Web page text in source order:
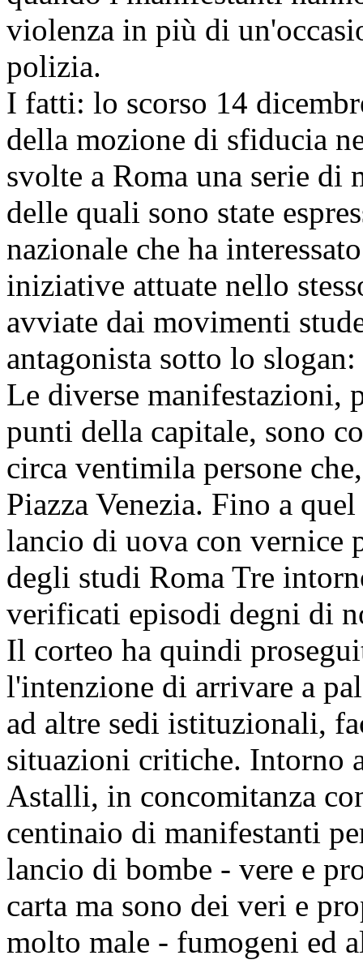
violenza in più di
polizia.
I fatti: lo scorso 14
della mozione di sfiducia
svolte a Roma una serie di
delle quali sono state
nazionale che ha
iniziative attuate nello
avviate dai movimenti
antagonista sotto lo
Le diverse manifestazioni,
punti della capitale, sono
circa ventimila persone
Piazza Venezia. Fino a
lancio di uova con vernice
degli studi Roma Tre
verificati episodi degni di
Il corteo ha quindi
l'intenzione di arrivare a
ad altre sedi istituzionali,
situazioni critiche. Intorno
Astalli, in concomitanza
centinaio di manifestanti
lancio di bombe - vere e
carta ma sono dei veri e
molto male - fumogeni ed